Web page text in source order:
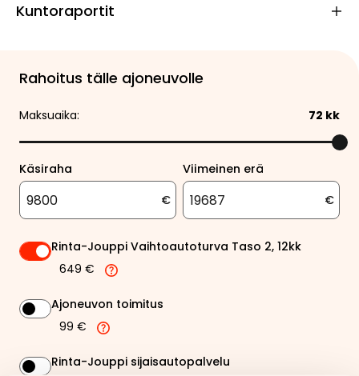
Kuntoraportit
Rahoitus tälle ajoneuvolle
Maksuaika: 72 kk
Käsiraha
€
Viimeinen erä
€
Rinta-Jouppi Vaihtoautoturva Taso 2, 12kk
649 €
Ajoneuvon toimitus
99 €
Rinta-Jouppi sijaisautopalvelu